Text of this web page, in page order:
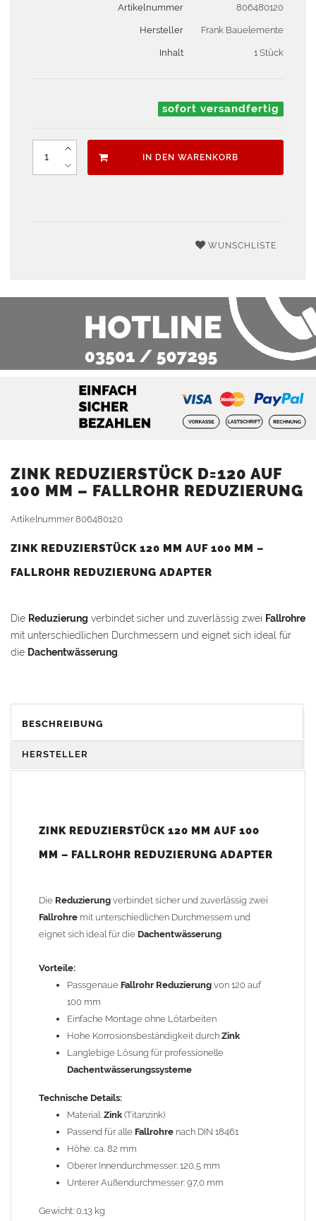
Artikelnummer 806480120
Hersteller Frank Bauelemente
Inhalt 1 Stück
sofort versandfertig
IN DEN WARENKORB
WUNSCHLISTE
ZINK REDUZIERSTÜCK D=120 AUF
100 MM – FALLROHR REDUZIERUNG
Artikelnummer806480120
ZINK REDUZIERSTÜCK 120 MM AUF 100 MM –
FALLROHR REDUZIERUNG ADAPTER
Die Reduzierung verbindet sicher und zuverlässig zwei Fallrohre
mit unterschiedlichen Durchmessern und eignet sich ideal für
die Dachentwässerung
PassgenaueFallrohr Reduzierungvon 120 auf 100 mm
Einfache Montage ohne Lötarbeiten
Langlebige Lösung für professionelle
Dachentwässerungssysteme
Passend für alleFallrohrenach DIN 18461
Höhe: ca. 82 mm
Gewicht: 0,13 kg
Bei allen Angaben von
Titanzink ist eine Legierung aus Zink (99,995%) und
Legierungsbestandteile ändern sich die Materialeigenschaften
und das Titanzinkblech kann dadurch verformt und gekantet
werden. Reines Zink würde beim Kanten brechen.
Kupferbauteile nicht mit Zink, Aluminium oder verzinkten
Bauteilen zusammen verbaut werden. Diese Metalle werden
durch Kupferionen stark angegriffen, insbesondere wenn
Regenwasser von Kupfer auf sie fließt. Lösung: Materialien
trennen (z. B. durch Trennstreifen oder Beschichtungen) und den
Wasserfluss so lenken, dass er nur von Zink, Aluminium und
Kombinationen -> Zink, Aluminium und verzinkte Bauteile
BESCHREIBUNG
HERSTELLER
ZINK REDUZIERSTÜCK 120 MM AUF 100
MM – FALLROHR REDUZIERUNG ADAPTER
Die Reduzierung verbindet sicher und zuverlässig zwei
Fallrohre mit unterschiedlichen Durchmessern und
eignet sich ideal für die Dachentwässerung.
Vorteile:
Passgenaue Fallrohr Reduzierung von 120 auf
100 mm
Einfache Montage ohne Lötarbeiten
Hohe Korrosionsbeständigkeit durch Zink
Langlebige Lösung für professionelle
Dachentwässerungssysteme
Technische Details:
Material: Zink (Titanzink)
Passend für alle Fallrohre nach DIN 18461
Höhe: ca. 82 mm
Oberer Innendurchmesser: 120,5 mm
Unterer Außendurchmesser: 97,0 mm
Gewicht: 0,13 kg